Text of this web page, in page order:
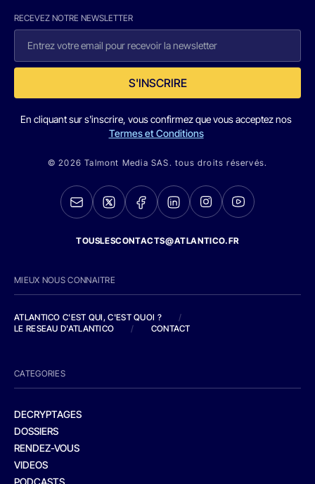
RECEVEZ NOTRE NEWSLETTER
S'INSCRIRE
En cliquant sur s'inscrire, vous confirmez que vous acceptez nos
Termes et Conditions
© 2026 Talmont Media SAS. tous droits réservés.
TOUSLESCONTACTS@ATLANTICO.FR
MIEUX NOUS CONNAITRE
ATLANTICO C'EST QUI, C'EST QUOI ?
/
LE RESEAU D'ATLANTICO
/ CONTACT
CATEGORIES
DECRYPTAGES
DOSSIERS
RENDEZ-VOUS
VIDEOS
PODCASTS